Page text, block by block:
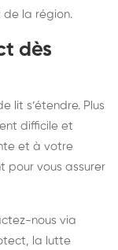
de la région.
dès
lit s’étendre. Plus
difficile et
et à votre
pour vous assurer
nous via
la lutte